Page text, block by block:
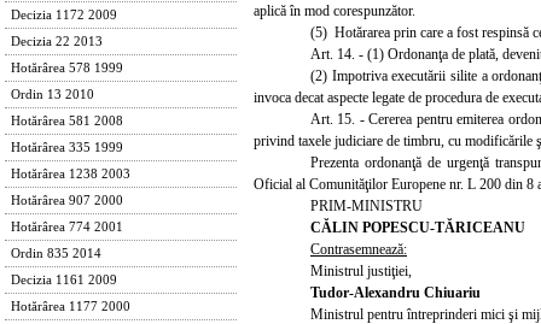
Decizia 1172 2009
Decizia 22 2013
Hotărârea 578 1999
Ordin 13 2010
Hotărârea 581 2008
Hotărârea 335 1999
Hotărârea 1238 2003
Hotărârea 907 2000
Hotărârea 774 2001
Ordin 835 2014
Decizia 1161 2009
Hotărârea 1177 2000
aplică în mod corespunzător.
(5) Hotărarea prin care a fost respinsă
Art. 14. - (1) Ordonanţa de plată,
(2) Impotriva executării silite a
invoca decat aspecte legate de procedura de
Art. 15. - Cererea pentru emiterea
privind taxele judiciare de timbru, cu modificările
Prezenta ordonanţă de urgenţă
Oficial al Comunităţilor Europene nr. L 200 din 8
PRIM-MINISTRU
CĂLIN POPESCU-TĂRICEANU
Contrasemnează:
Ministrul justiţiei,
Tudor-Alexandru Chiuariu
Ministrul pentru întreprinderi mici şi